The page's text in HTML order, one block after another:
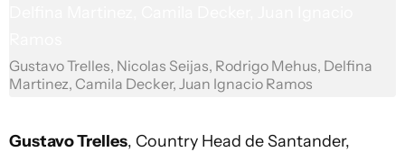
Gustavo Trelles, Nicolas Seijas, Rodrigo Mehus, Delfina
Martinez, Camila Decker, Juan Ignacio Ramos
Gustavo Trelles, Country Head de Santander,